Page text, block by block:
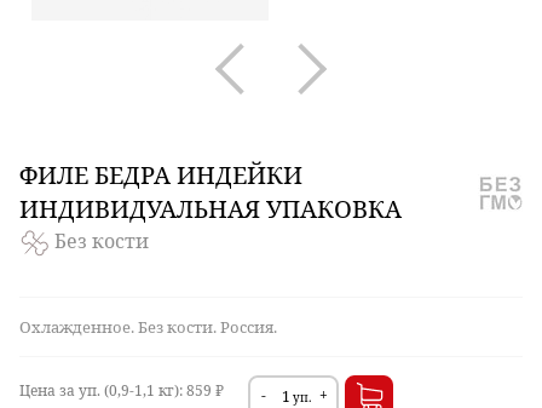
ФИЛЕБЕДРА ИНДЕЙКИ
ИНДИВИДУАЛЬНАЯ УПАКОВКА
Без кости
Охлажденное. Без кости. Россия.
Цена за уп. (0,9-1,1 кг):859 ₽ - +
уп.